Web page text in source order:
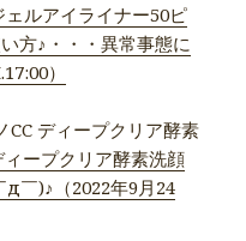
ルアイライナー50ピ
方♪・・・異常事態に
）
ディープクリア酵素
ープクリア酵素洗顔
д￣)♪（2022年9月24